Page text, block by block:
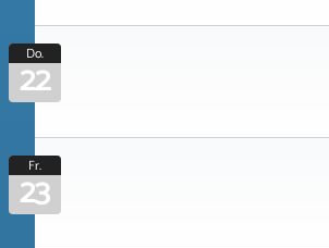
Do.
22
Fr.
23